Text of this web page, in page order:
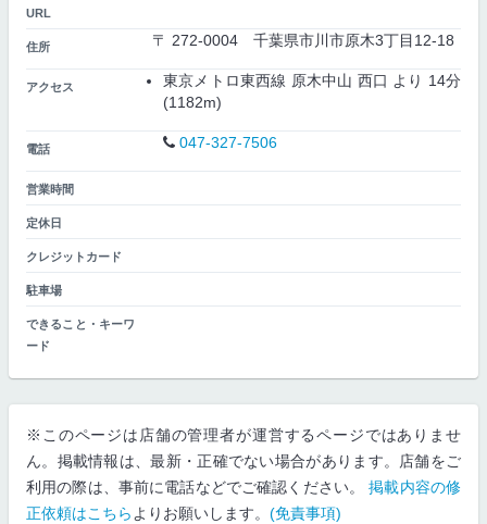
URL
住所 〒 272-0004 千葉県市川市原木3丁目12-18
アクセス
東京メトロ東西線 原木中山 西口 より 14分
(1182m)
電話 047-327-7506
営業時間
定休日
クレジットカード
駐車場
できること・キーワ
ード
※このページは店舗の管理者が運営するページではありませ
ん。掲載情報は、最新・正確でない場合があります。店舗をご
利用の際は、事前に電話などでご確認ください。掲載内容の修
正依頼はこちら よりお願いします。 (免責事項)